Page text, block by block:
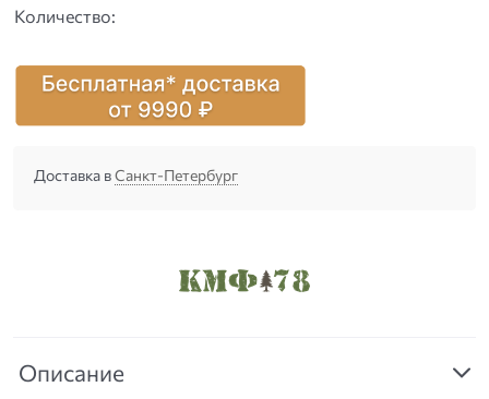
Количество:
Доставка вСанкт-Петербург
Описание